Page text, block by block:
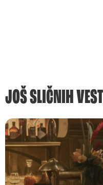
JOŠ SLIČNIH